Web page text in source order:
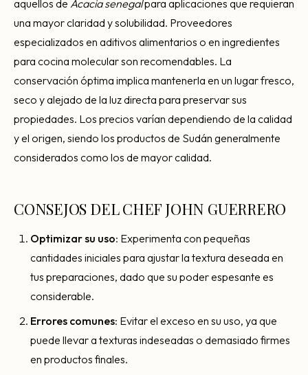
aquellos de Acacia senegalpara aplicaciones que requieran
una mayor claridad y solubilidad. Proveedores
especializados en aditivos alimentarios o en ingredientes
para cocina molecular son recomendables. La
conservación óptima implica mantenerla en un lugar fresco,
seco y alejado de la luz directa para preservar sus
propiedades. Los precios varían dependiendo de la calidad
y el origen, siendo los productos de Sudán generalmente
considerados como los de mayor calidad.
CONSEJOS DEL CHEF JOHN GUERRERO
Optimizar su uso: Experimenta con pequeñas
cantidades iniciales para ajustar la textura deseada en
tus preparaciones, dado que su poder espesante es
considerable.
Errores comunes: Evitar el exceso en su uso, ya que
puede llevar a texturas indeseadas o demasiado firmes
en productos finales.